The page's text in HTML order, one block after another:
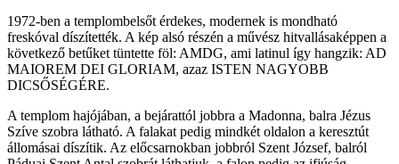
1972-ben a templombelsőt érdekes, modernek is mondható
freskóval díszítették. A kép alsó részén a művész hitvallásaképpen a
következő betűket tüntette föl: AMDG, ami latinul így hangzik: AD
MAIOREM DEI GLORIAM, azaz ISTEN NAGYOBB
DICSŐSÉGÉRE.
A templom hajójában, a bejárattól jobbra a Madonna, balra Jézus
Szíve szobra látható. A falakat pedig mindkét oldalon a keresztút
állomásai díszítik. Az előcsarnokban jobbról Szent József, balról